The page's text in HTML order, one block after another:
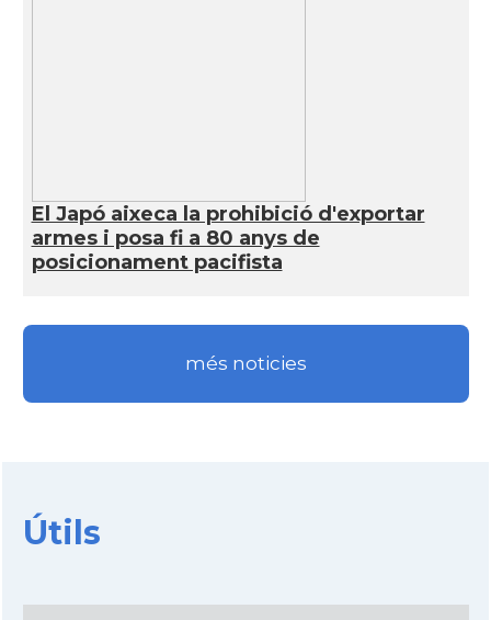
El Japó aixeca la prohibició d'exportar
armes i posa fi a 80 anys de
posicionament pacifista
més noticies
Útils